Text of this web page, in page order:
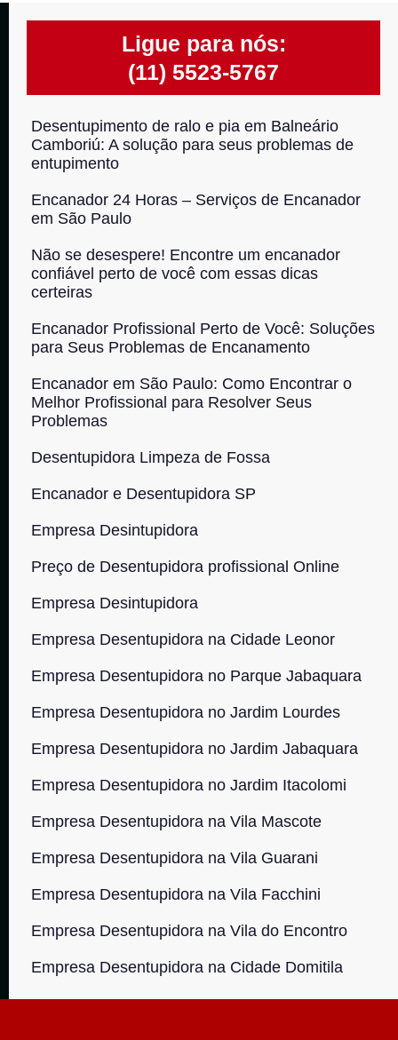
Ligue para nós:
(11) 5523-5767
Desentupimento de ralo e pia em Balneário
Camboriú: A solução para seus problemas de
entupimento
Encanador 24 Horas – Serviços de Encanador
em São Paulo
Não se desespere! Encontre um encanador
confiável perto de você com essas dicas
certeiras
Encanador Profissional Perto de Você: Soluções
para Seus Problemas de Encanamento
Encanador em São Paulo: Como Encontrar o
Melhor Profissional para Resolver Seus
Problemas
Desentupidora Limpeza de Fossa
Encanador e Desentupidora SP
Empresa Desintupidora
Preço de Desentupidora profissional Online
Empresa Desintupidora
Empresa Desentupidora na Cidade Leonor
Empresa Desentupidora no Parque Jabaquara
Empresa Desentupidora no Jardim Lourdes
Empresa Desentupidora no Jardim Jabaquara
Empresa Desentupidora no Jardim Itacolomi
Empresa Desentupidora na Vila Mascote
Empresa Desentupidora na Vila Guarani
Empresa Desentupidora na Vila Facchini
Empresa Desentupidora na Vila do Encontro
Empresa Desentupidora na Cidade Domitila